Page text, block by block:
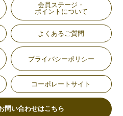
会員ステージ・
ポイントについて
よくあるご質問
プライバシーポリシー
コーポレートサイト
問い合わせはこちら